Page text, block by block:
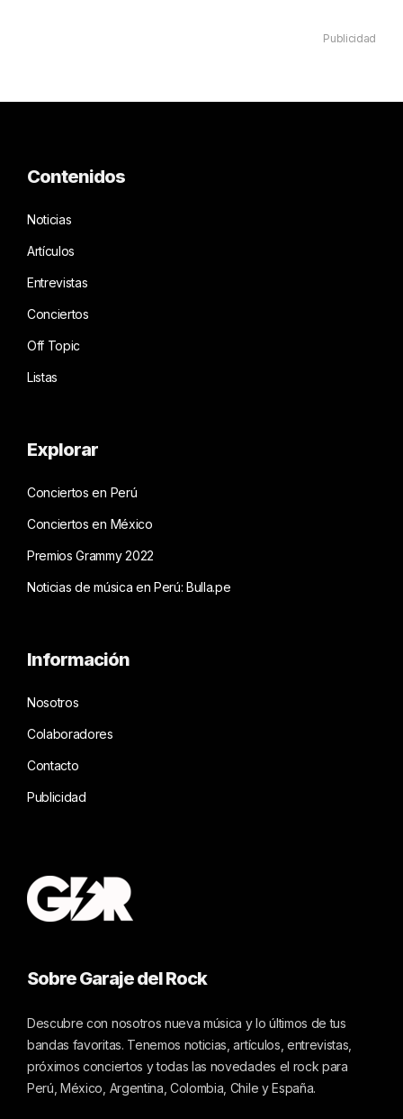
Publicidad
Contenidos
Noticias
Artículos
Entrevistas
Conciertos
Off Topic
Listas
Explorar
Conciertos en Perú
Conciertos en México
Premios Grammy 2022
Noticias de música en Perú: Bulla.pe
Información
Nosotros
Colaboradores
Contacto
Publicidad
Sobre Garaje del Rock
Descubre con nosotros nueva música y lo últimos de tus
bandas favoritas. Tenemos noticias, artículos, entrevistas,
próximos conciertos y todas las novedades el rock para
Perú, México, Argentina, Colombia, Chile y España.